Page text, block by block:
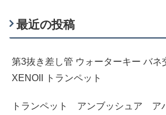
最近の投稿
第3抜き差し管 ウォーターキー バ
XENOII トランペット
トランペット アンブッシュア ア